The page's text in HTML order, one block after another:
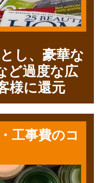
し、豪華な
ど過度な広
様に還元
工事費のコ